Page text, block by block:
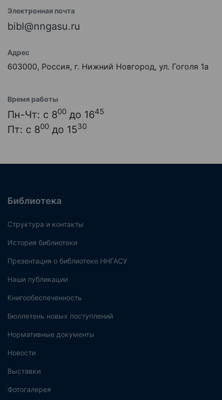
Электронная почта
bibl@nngasu.ru
Адрес
603000, Россия, г. Нижний Новгород, ул. Гоголя 1а
Время работы
Пн-Чт: с 800 до 1645
Пт: с 800 до 1530
Библиотека
Структура и контакты
История библиотеки
Презентация о библиотеке ННГАСУ
Наши публикации
Книгообеспеченность
Бюллетень новых поступлений
Нормативные документы
Новости
Выставки
Фотогалерея